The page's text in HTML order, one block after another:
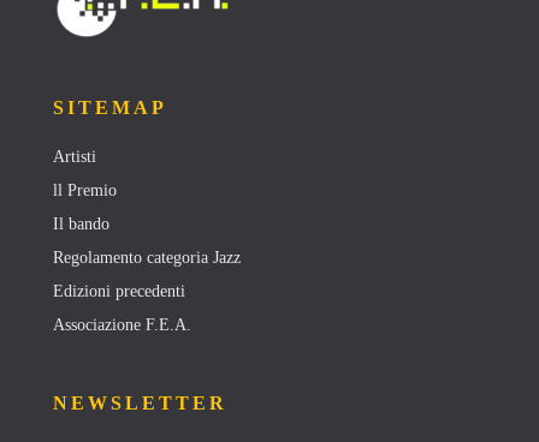
SITEMAP
Artisti
ll Premio
Il bando
Regolamento categoria Jazz
Edizioni precedenti
Associazione F.E.A.
NEWSLETTER